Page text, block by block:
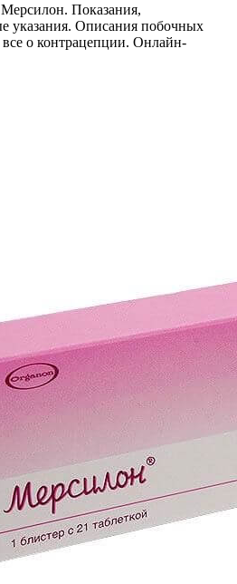
Показания,
указания. Описания побочных
о контрацепции. Онлайн-